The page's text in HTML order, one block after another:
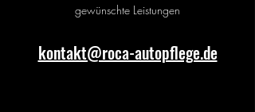
gewünschte Leistungen
kontakt@roca-autopflege.de